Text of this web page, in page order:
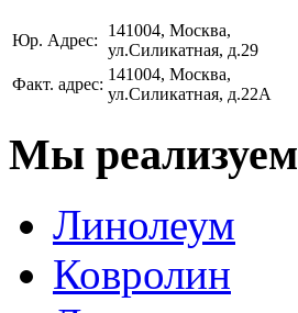
Юр. Адрес:
141004, Москва,
ул.Силикатная, д.29
Факт. адрес:
141004, Москва,
ул.Силикатная, д.22А
Мы реализуем
Линолеум
Ковролин